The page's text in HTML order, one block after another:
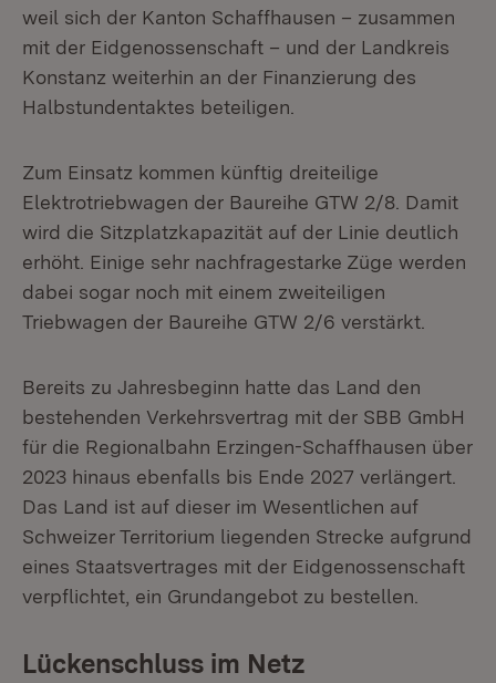
weil sich der Kanton Schaffhausen – zusammen
mit der Eidgenossenschaft – und der Landkreis
Konstanz weiterhin an der Finanzierung des
Halbstundentaktes beteiligen.
Zum Einsatz kommen künftig dreiteilige
Elektrotriebwagen der Baureihe GTW 2/8. Damit
wird die Sitzplatzkapazität auf der Linie deutlich
erhöht. Einige sehr nachfragestarke Züge werden
dabei sogar noch mit einem zweiteiligen
Triebwagen der Baureihe GTW 2/6 verstärkt.
Bereits zu Jahresbeginn hatte das Land den
bestehenden Verkehrsvertrag mit der SBB GmbH
für die Regionalbahn Erzingen-Schaffhausen über
2023 hinaus ebenfalls bis Ende 2027 verlängert.
Das Land ist auf dieser im Wesentlichen auf
Schweizer Territorium liegenden Strecke aufgrund
eines Staatsvertrages mit der Eidgenossenschaft
verpflichtet, ein Grundangebot zu bestellen.
Lückenschluss im Netz